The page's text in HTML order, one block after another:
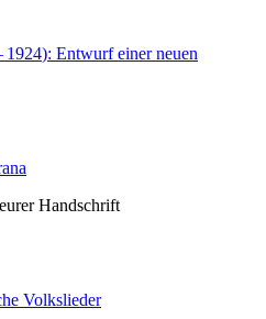
1924): Entwurf einer neuen
Handschrift
Volkslieder